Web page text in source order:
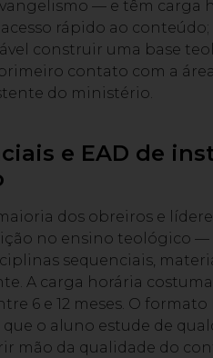
— e têm carga
rápido ao
construir uma base
contato com a
do ministério.
e EAD de
dos obreiros e
no ensino teológico —
sequenciais,
A carga horária
6 e 12 meses. O
o aluno estude de
mão da qualidade do